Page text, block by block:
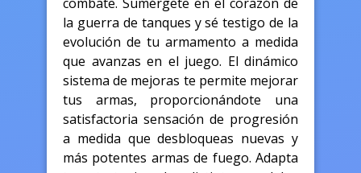
la guerra de tanques y sé testigo de la
evolución de tu armamento a medida
que avanzas en el juego. El dinámico
sistema de mejoras te permite mejorar
tus armas, proporcionándote una
satisfactoria sensación de progresión
a medida que desbloqueas nuevas y
más potentes armas de fuego. Adapta